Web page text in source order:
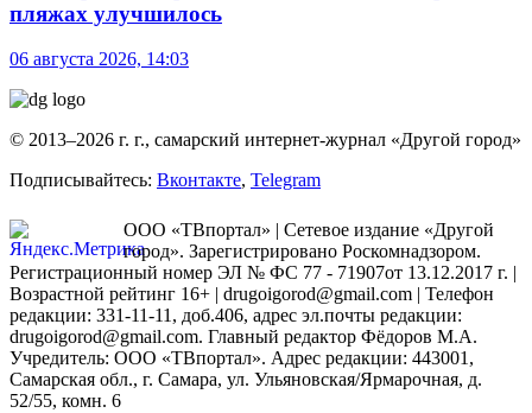
пляжах улучшилось
06 августа 2026, 14:03
© 2013–2026 г. г., самарский интернет-журнал «Другой город»
Подписывайтесь: Вконтакте, Telegram
ООО «ТВпортал» | Сетевое издание «Другой
город». Зарегистрировано Роскомнадзором.
Регистрационный номер ЭЛ № ФС 77 - 71907от 13.12.2017 г. |
Возрастной рейтинг 16+ | drugoigorod@gmail.com | Телефон
редакции: 331-11-11, доб.406, адрес эл.почты редакции:
drugoigorod@gmail.com. Главный редактор Фёдоров М.А.
Учредитель: ООО «ТВпортал». Адрес редакции: 443001,
Самарская обл., г. Самара, ул. Ульяновская/Ярмарочная, д.
52/55, комн. 6